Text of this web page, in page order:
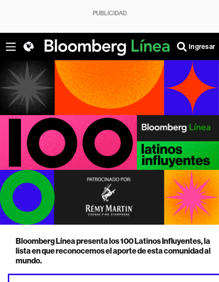
PUBLICIDAD
Ingresar
Bloomberg Línea presenta los 100 Latinos Influyentes, la
lista en que reconocemos el aporte de esta comunidad al
mundo.